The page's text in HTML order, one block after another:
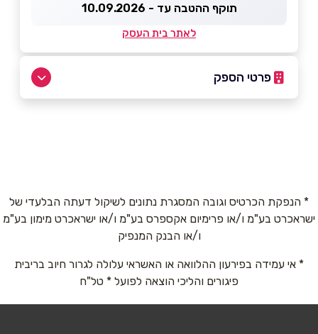
תוקף ההטבה עד - 10.09.2026
לאתר בית העסק
פרטי הספק
שם מלא*
טלפון*
* הנפקת הכרטיס וגובה המסגרת נתונים לשיקול דעתה הבלעדי של
ישראכרט בע"מ ו/או פרימיום אקספרס בע"מ ו/או ישראכרט מימון בע"מ
ו/או הבנק המנפיק
* אי עמידה בפירעון ההלוואה או האשראי עלולה לגרור חיוב בריבית
פיגורים והליכי הוצאה לפועל * טל"ח